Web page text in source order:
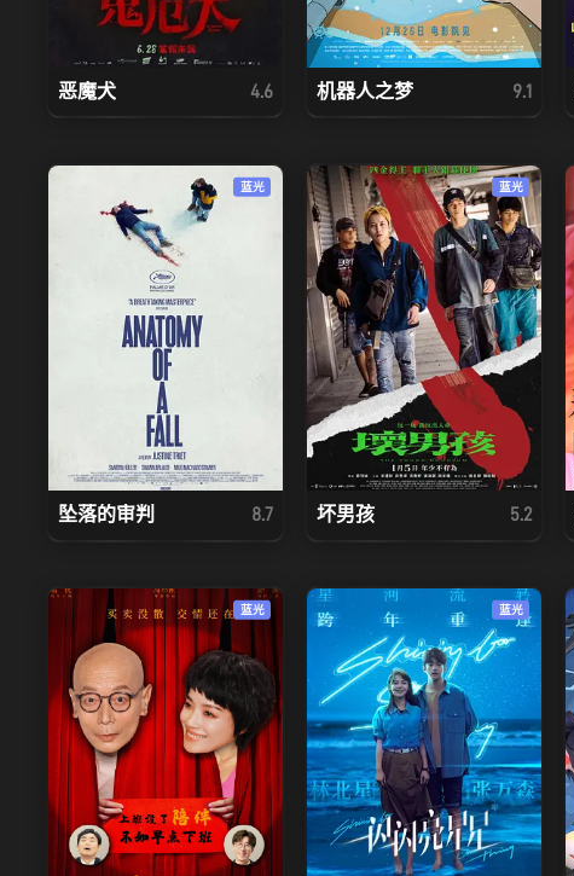
恶魔犬 4.6 机器人之梦 9.1
蓝光
坠落的审判 8.7
蓝光
坏男孩 5.2
蓝光 蓝光